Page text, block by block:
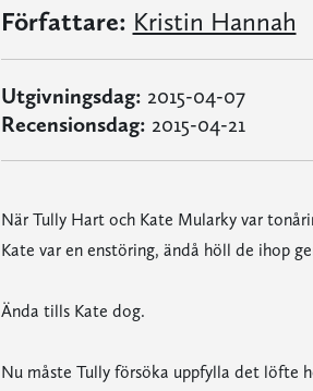
Författare: Kristin Hannah
Utgivningsdag: 2015-04-07
Recensionsdag: 2015-04-21
När Tully Hart och Kate Mularky var
Kate var en enstöring, ändå höll de ihop
Ända tills Kate dog.
Nu måste Tully försöka uppfylla det löfte